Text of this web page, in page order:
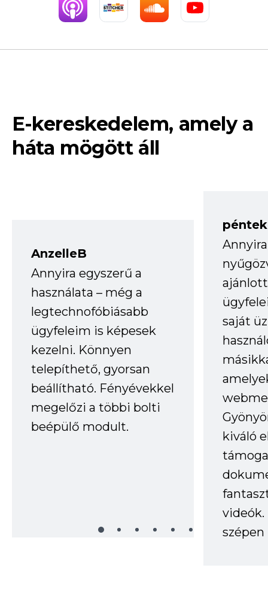
E-kereskedelem, amely a
háta mögött áll
AnzelleB
Annyira egyszerű a
használata – még a
legtechnofóbiásabb
ügyfeleim is képesek
kezelni. Könnyen
telepíthető, gyorsan
beállítható. Fényévekkel
megelőzi a többi bolti
beépülő modult.
saját
kiváló
videók.